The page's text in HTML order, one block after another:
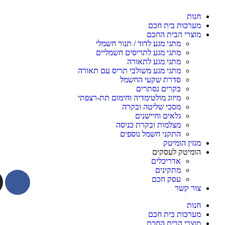
חנות
מערכות בית חכם
מוצרי הבית החכם
מתגי מגע לדוד / תנור חשמלי
מתגי מגע לתריסים חשמליים
מתגי מגע לתאורה
מתגי מגע משולבי תריס עם תאורה
סדרת שקעי החשמל
בקרים נסתרים
מיזוג מולטימדיה וחימום תת-רצפתי
מסכי שליטה ובקרה
גלאים וחיישנים
מצלמות ובקרת כניסה
התקני חשמל נוספים
מגזין הומיטק
הומיטק לעסקים
אדריכלים
מתקינים
עסק חכם
צור קשר
חנות
מערכות בית חכם
מוצרי הבית החכם